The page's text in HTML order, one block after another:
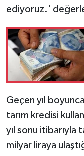
ediyoruz.'
Geçen yıl
tarım kredisi
yıl sonu itibarıyla
milyar liraya